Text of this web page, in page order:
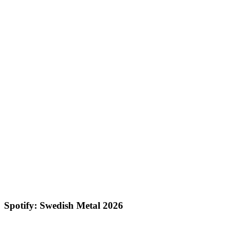
Spotify: Swedish Metal 2026